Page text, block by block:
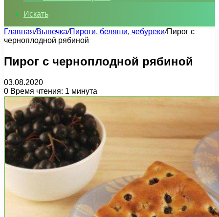
Искать
Главная/Выпечка/Пироги, беляши, чебуреки/Пирог с
черноплодной рябиной
Пирог с черноплодной рябиной
03.08.2020
0 Время чтения: 1 минута